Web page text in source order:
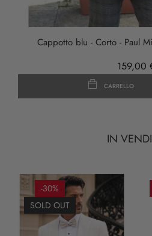
Cappotto blu - Corto - Paul
159,00
CARRELLO
IN
-30%
SOLD OUT